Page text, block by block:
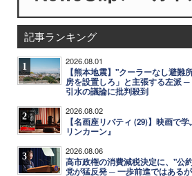
記事ランキング
1 2026.08.01
【熊本地震】"クーラーなし避難
房を設置しろ」と主張する左派
引水の議論に批判殺到
2 2026.08.02
【名画座リバティ (29)】映画で
リンカーン』
3 2026.08.06
高市政権の消費減税決定に、"公
党が猛反発 ─ 一歩前進ではある